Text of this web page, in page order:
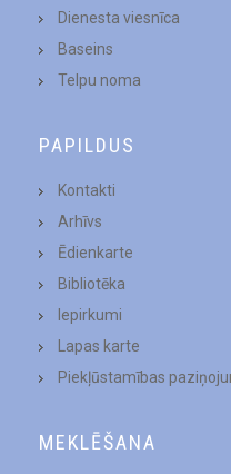
Dienesta viesnīca
Baseins
Telpu noma
PAPILDUS
Kontakti
Arhīvs
Ēdienkarte
Bibliotēka
Iepirkumi
Lapas karte
Piekļūstamības
MEKLĒŠANA